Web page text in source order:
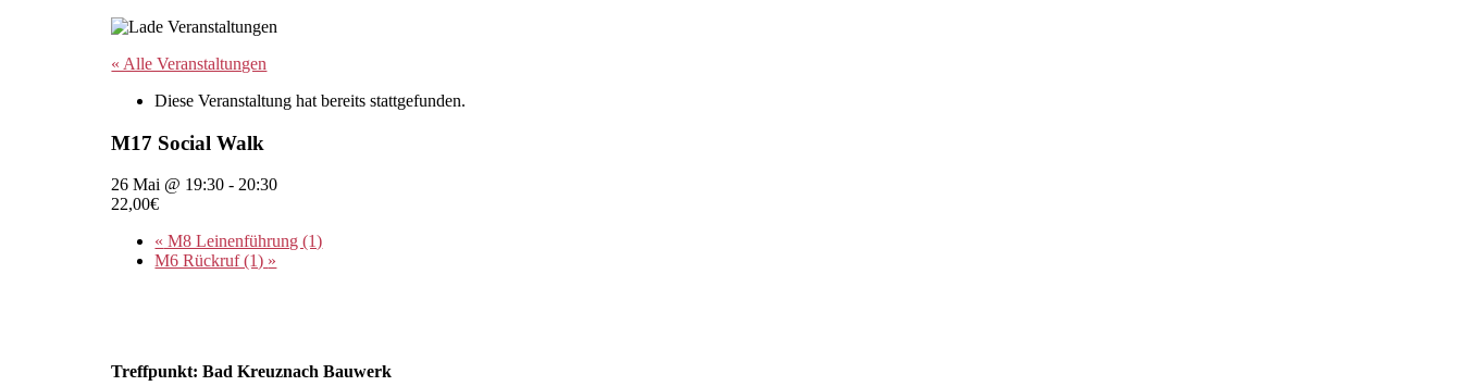
« Alle Veranstaltungen
Diese Veranstaltung hat bereits stattgefunden.
M17 Social Walk
26 Mai @ 19:30 -20:30
22,00€
« M8 Leinenführung (1)
M6 Rückruf (1) »
Treffpunkt: Bad Kreuznach Bauwerk